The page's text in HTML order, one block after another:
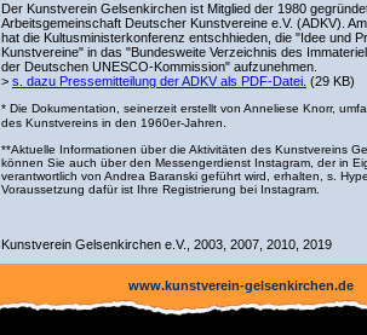
Der Kunstverein Gelsenkirchen ist Mitglied der 1980
Arbeitsgemeinschaft Deutscher Kunstvereine e.V. (ADKV).
hat die Kultusministerkonferenz entschhieden, die "Idee und
Kunstvereine" in das "Bundesweite Verzeichnis des
der Deutschen UNESCO-Kommission" aufzunehmen.
> s. dazu Pressemitteilung der ADKV als PDF-Datei. (29 KB)
* Die Dokumentation, seinerzeit erstellt von Anneliese Knorr,
des Kunstvereins in den 1960er-Jahren
**Aktuelle Informationen über die Aktivitäten des Kunstvereins
können Sie auch über den Messengerdienst Instagram, der in
verantwortlich von Andrea Baranski geführt wird, erhalten, s.
Voraussetzung dafür ist Ihre Registrierung bei Instagram.
Kunstverein Gelsenkirchen e.V., 2003, 2007, 2010, 2019
www.kunstverein-gelsenkirchen.de